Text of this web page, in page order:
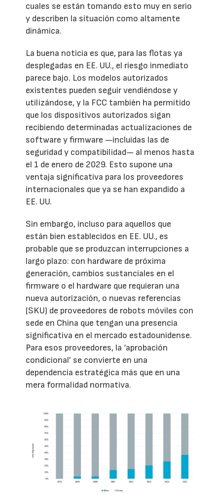
cuales se están tomando esto muy en serio
y describen la situación como altamente
dinámica.
La buena noticia es que, para las flotas ya
desplegadas en EE. UU., el riesgo inmediato
parece bajo. Los modelos autorizados
existentes pueden seguir vendiéndose y
utilizándose, y la FCC también ha permitido
que los dispositivos autorizados sigan
recibiendo determinadas actualizaciones de
software y firmware —incluidas las de
seguridad y compatibilidad— al menos hasta
el 1 de enero de 2029. Esto supone una
ventaja significativa para los proveedores
internacionales que ya se han expandido a
EE. UU.
Sin embargo, incluso para aquellos que
están bien establecidos en EE. UU., es
probable que se produzcan interrupciones a
largo plazo: con hardware de próxima
generación, cambios sustanciales en el
firmware o el hardware que requieran una
nueva autorización, o nuevas referencias
(SKU) de proveedores de robots móviles con
sede en China que tengan una presencia
significativa en el mercado estadounidense.
Para esos proveedores, la ‘aprobación
condicional’ se convierte en una
dependencia estratégica más que en una
mera formalidad normativa.